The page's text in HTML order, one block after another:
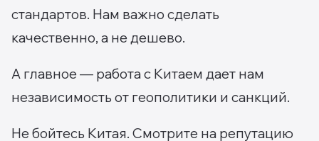
стандартов. Нам важно сделать
качественно, а не дешево.
А главное — работа с Китаем дает нам
независимость от геополитики и санкций.
Не бойтесь Китая. Смотрите на репутацию